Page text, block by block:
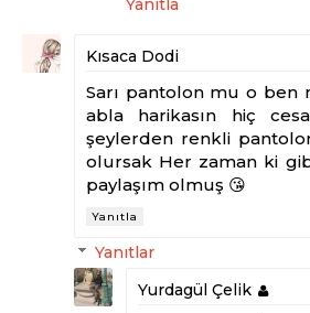
Yanıtla
Kısaca Dodi
Sarı pantolon mu o ben
abla harikasın hiç
şeylerden renkli
olursak Her zaman ki
paylaşım olmuş 😘
Yanıtla
Yanıtlar
Yurdagül Çelik